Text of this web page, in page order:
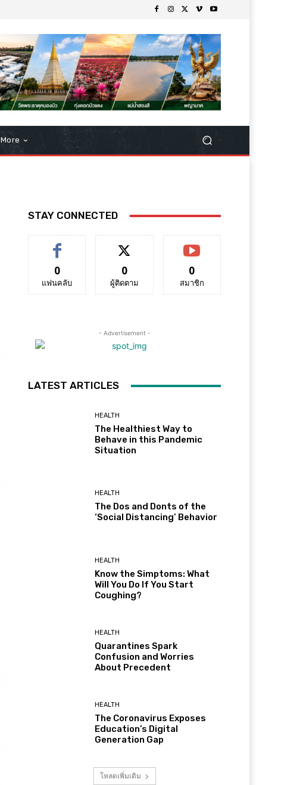
More
STAY CONNECTED
0
แฟนคลับ
0
ผู้ติดตาม
0
สมาชิก
- Advertisement -
LATEST ARTICLES
HEALTH
The Healthiest Way to
Behave in this Pandemic
Situation
HEALTH
The Dos and Donts of the
‘Social Distancing’ Behavior
HEALTH
Know the Simptoms: What
Will You Do If You Start
Coughing?
HEALTH
Quarantines Spark
Confusion and Worries
About Precedent
HEALTH
The Coronavirus Exposes
Education’s Digital
Generation Gap
โหลดเพิ่มเติม